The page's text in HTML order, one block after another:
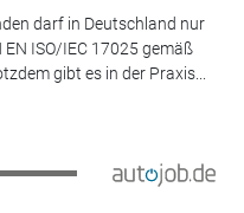
darf in Deutschland nur
ISO/IEC 17025 gemäß
gibt es in der Praxis...